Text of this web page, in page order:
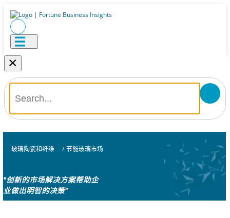
×
玻璃陶瓷和纤维 / 节能玻璃市场
"创新的市场解决方案帮助企
业做出明智的决策"